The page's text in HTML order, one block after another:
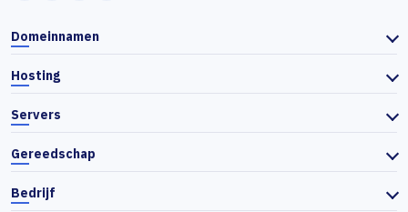
Domeinnamen
Hosting
Servers
Gereedschap
Bedrijf